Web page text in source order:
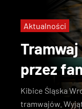
Tramwaj
przez
Kibice Śląska
tramwajów.
Aktualności